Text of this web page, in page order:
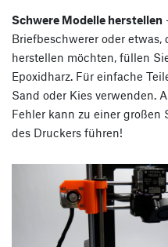
Schwere Modelle herstellen
Briefbeschwerer oder etwas,
herstellen möchten, füllen
Epoxidharz. Für einfache
Sand oder Kies verwenden.
Fehler kann zu einer großen
des Druckers führen!